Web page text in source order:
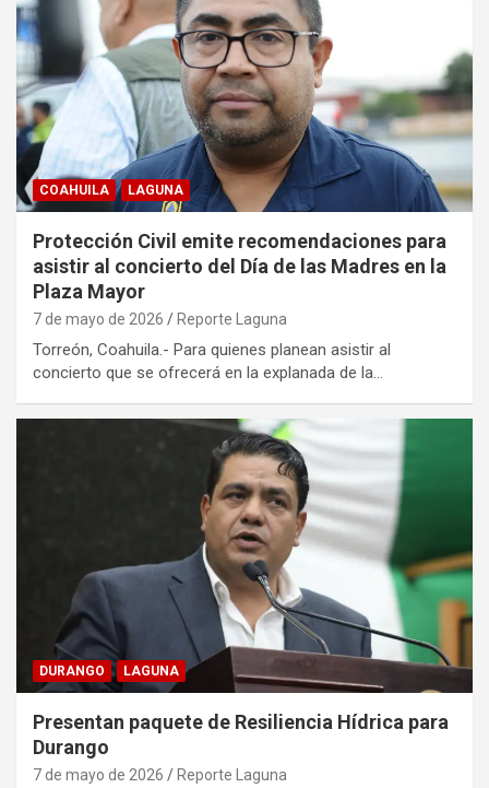
COAHUILA LAGUNA
Protección Civil emite recomendaciones para
asistir al concierto del Día de las Madres en la
Plaza Mayor
7 de mayo de 2026 Reporte Laguna
Torreón, Coahuila.- Para quienes planean asistir al
concierto que se ofrecerá en la explanada de la…
DURANGO LAGUNA
Presentan paquete de Resiliencia Hídrica para
Durango
7 de mayo de 2026 Reporte Laguna